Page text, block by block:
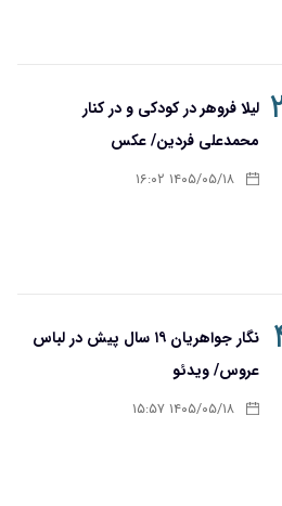
لیلا فروهر در کودکی و در کنار
محمدعلی فردین/ عکس
۱۴۰۵/۰۵/۱۸ ۱۶:۰۲
نگار جواهریان ۱۹ سال پیش در لباس
عروس/ ویدئو
۱۴۰۵/۰۵/۱۸ ۱۵:۵۷